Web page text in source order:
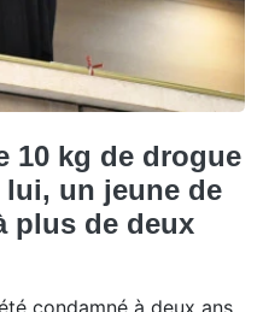
10 kg de drogue
un jeune de
plus de deux
condamné à deux ans